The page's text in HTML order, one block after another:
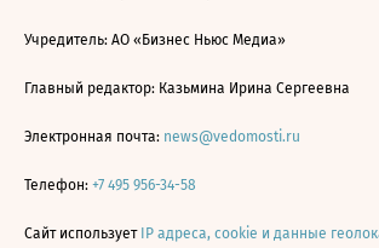
Учредитель: АО «Бизнес Ньюс Медиа»
Главный редактор: Казьмина Ирина Сергеевна
Электронная почта: news@vedomosti.ru
Телефон: +7 495 956-34-58
Сайт использует IP адреса, cookie и данные